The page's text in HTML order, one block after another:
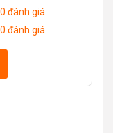
| 0 đánh giá
| 0 đánh giá